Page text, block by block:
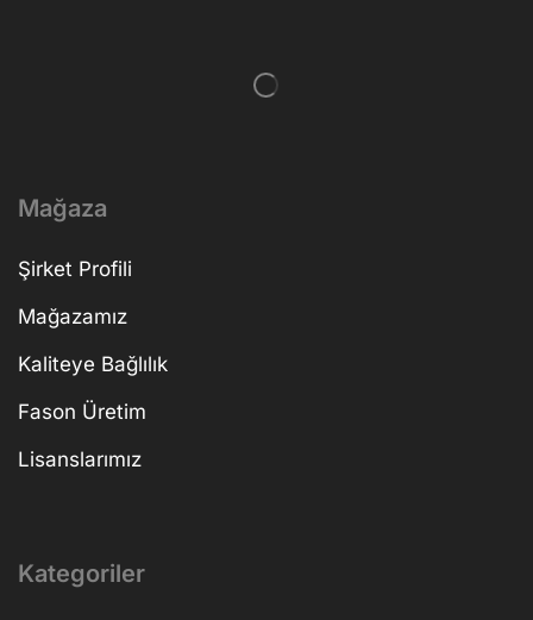
Mağaza
Şirket Profili
Mağazamız
Kaliteye Bağlılık
Fason Üretim
Lisanslarımız
Kategoriler